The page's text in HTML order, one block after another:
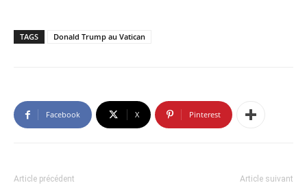
TAGS Donald Trump au Vatican
Facebook X Pinterest
Article précédent Article suivant